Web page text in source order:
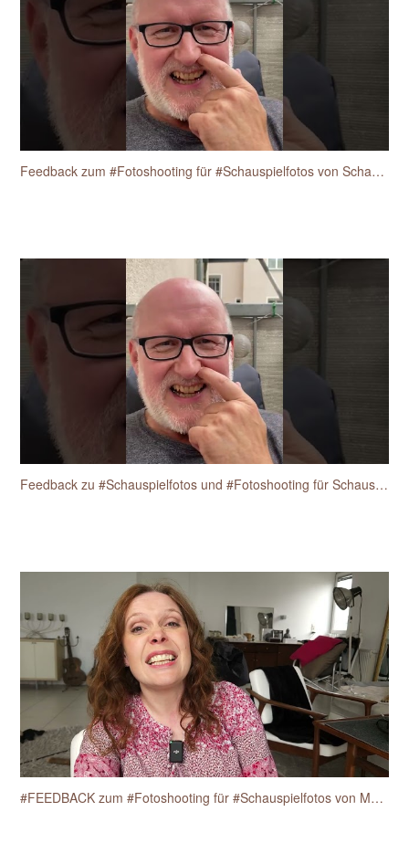
Feedback zum #Fotoshooting für #Schauspielfotos von Schauspieler Heiko Fischer
Feedback zu #Schauspielfotos und #Fotoshooting für Schauspieler vom Schauspieler Heiko Fischer
#FEEDBACK zum #Fotoshooting für #Schauspielfotos von Martine Anne Breisch am 17.4.2025.